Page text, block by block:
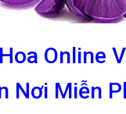
Online
Nơi Miễn